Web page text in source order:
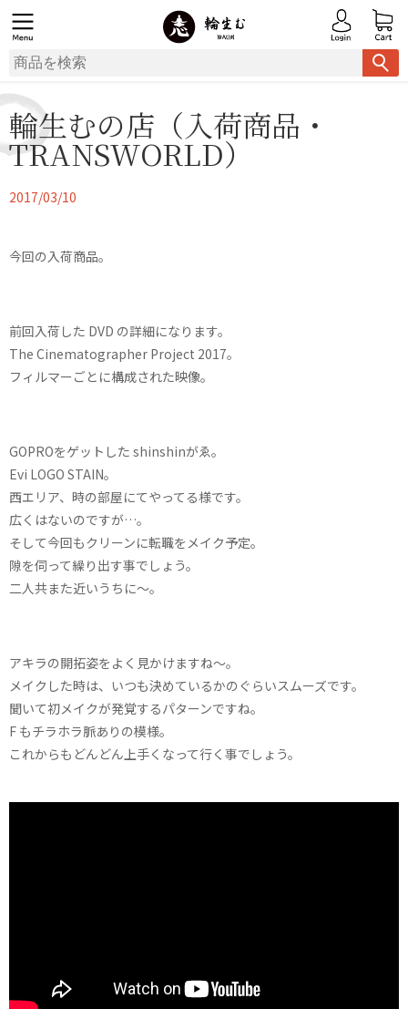
輪生むの店（入荷商品・
TRANSWORLD）
2017/03/10
今回の入荷商品。
前回入荷した DVD の詳細になります。
The Cinematographer Project 2017。
フィルマーごとに構成された映像。
GOPROをゲットした shinshinがゑ。
Evi LOGO STAIN。
西エリア、時の部屋にてやってる様です。
広くはないのですが…。
そして今回もクリーンに転職をメイク予定。
隙を伺って繰り出す事でしょう。
二人共また近いうちに〜。
アキラの開拓姿をよく見かけますね〜。
メイクした時は、いつも決めているかのぐらいスムーズです。
聞いて初メイクが発覚するパターンですね。
F もチラホラ脈ありの模様。
これからもどんどん上手くなって行く事でしょう。